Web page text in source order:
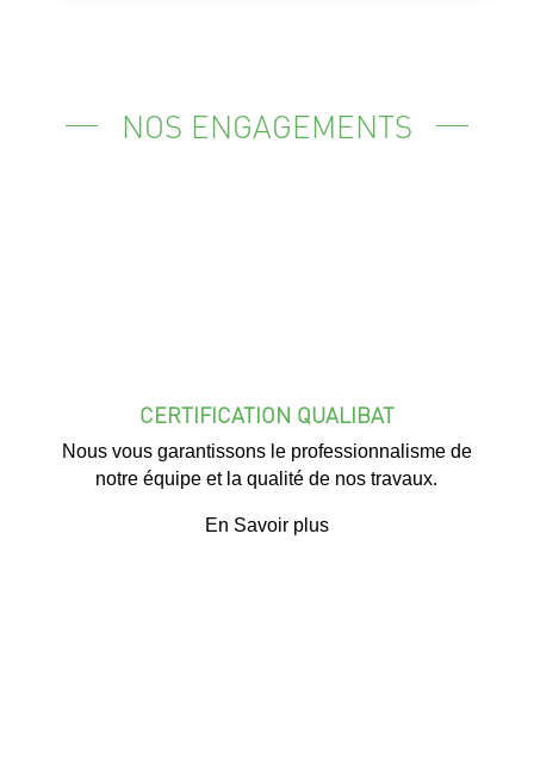
NOS ENGAGEMENTS
CERTIFICATION QUALIBAT
Nous vous garantissons le professionnalisme de
notre équipe et la qualité de nos travaux.
En Savoir plus